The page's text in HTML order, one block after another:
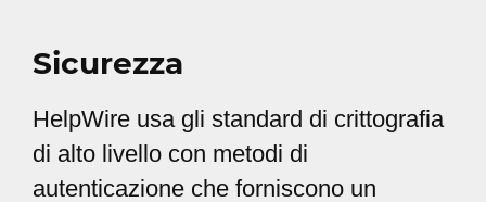
Sicurezza
HelpWire usa gli standard di crittografia
di alto livello con metodi di
autenticazione che forniscono un